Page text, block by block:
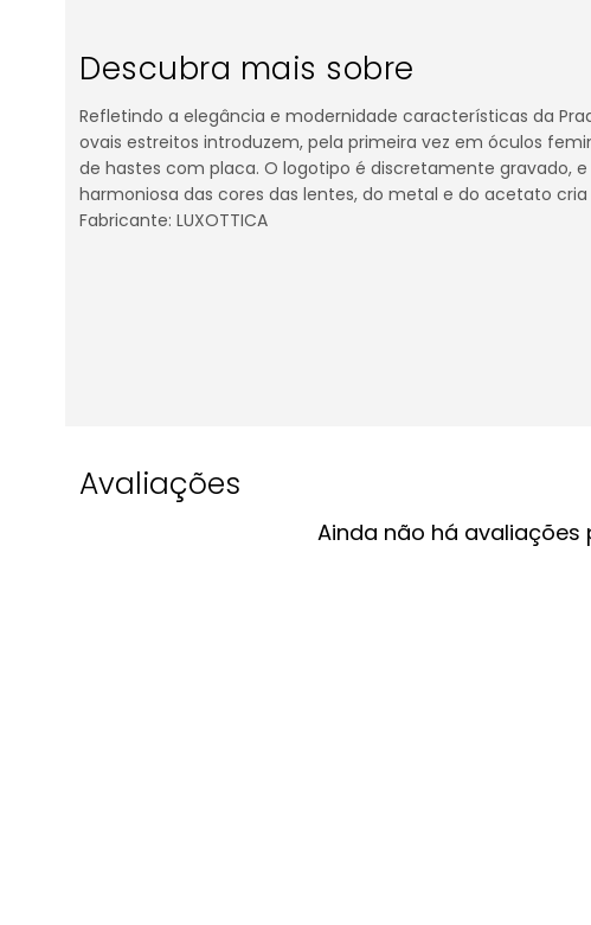
Descubra mais sobre
Refletindo a elegância e modernidade características da
ovais estreitos introduzem, pela primeira vez em óculos
de hastes com placa. O logotipo é discretamente gravado,
harmoniosa das cores das lentes, do metal e do acetato
Fabricante: LUXOTTICA
Avaliações
Ainda não há